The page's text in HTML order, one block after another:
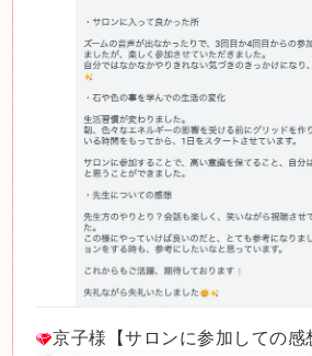
京子様【サロンに参加しての感